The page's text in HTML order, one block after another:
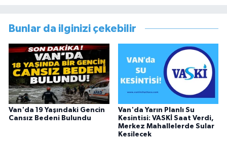
görevini yürütürken istifa edip sosyal medyayı
tercih etmiştir.
Bunlar da ilginizi çekebilir
Van'da 19 Yaşındaki Gencin
Cansız Bedeni Bulundu
Van'da Yarın Planlı Su
Kesintisi: VASKİ Saat Verdi,
Merkez Mahallelerde Sular
Kesilecek